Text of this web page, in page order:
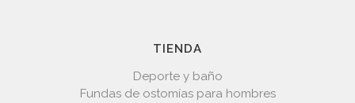
TIENDA
Deporte y baño
Fundas de ostomías para hombres